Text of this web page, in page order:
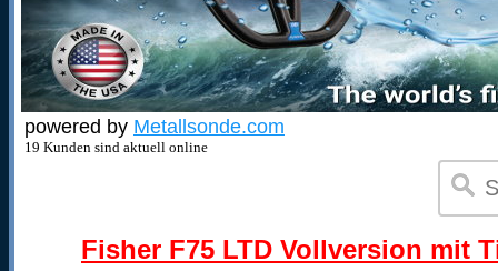
powered by Metallsonde.com
19 Kunden sind aktuell online
Fisher F75 LTD Vollversion mit